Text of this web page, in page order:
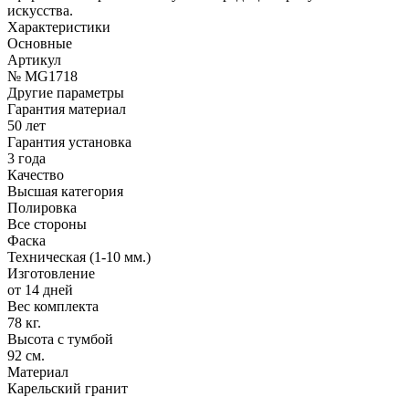
искусства.
Характеристики
Основные
Артикул
№ MG1718
Другие параметры
Гарантия материал
50 лет
Гарантия установка
3 года
Качество
Высшая категория
Полировка
Все стороны
Фаска
Техническая (1-10 мм.)
Изготовление
от 14 дней
Вес комплекта
78 кг.
Высота с тумбой
92 см.
Материал
Карельский гранит